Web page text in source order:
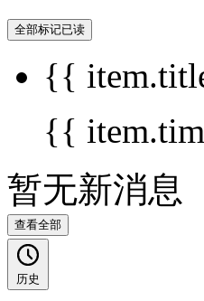
全部标记已读
{{
{{
暂无新消息
查看全部
历史